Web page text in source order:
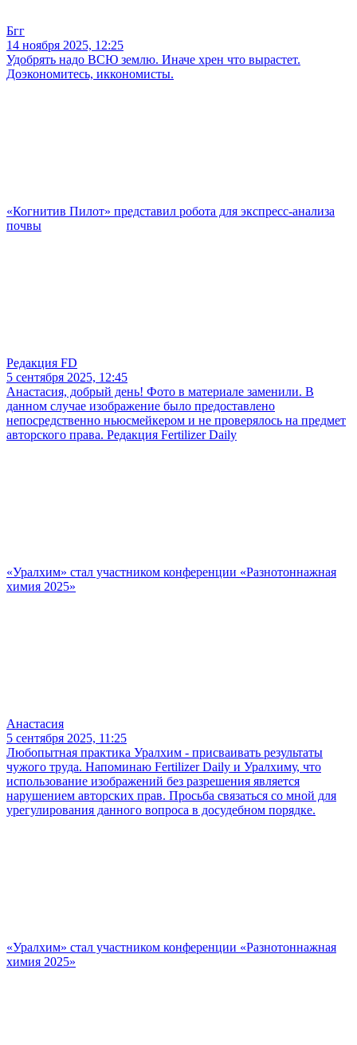
Бгг
14 ноября 2025, 12:25
Удобрять надо ВСЮ землю. Иначе хрен что вырастет.
Доэкономитесь, иккономисты.
«Когнитив Пилот» представил робота для экспресс-анализа
почвы
Редакция FD
5 сентября 2025, 12:45
Анастасия, добрый день! Фото в материале заменили. В
данном случае изображение было предоставлено
непосредственно ньюсмейкером и не проверялось на предмет
авторского права. Редакция Fertilizer Daily
«Уралхим» стал участником конференции «Разнотоннажная
химия 2025»
Анастасия
5 сентября 2025, 11:25
Любопытная практика Уралхим - присваивать результаты
чужого труда. Напоминаю Fertilizer Daily и Уралхиму, что
использование изображений без разрешения является
нарушением авторских прав. Просьба связаться со мной для
урегулирования данного вопроса в досудебном порядке.
«Уралхим» стал участником конференции «Разнотоннажная
химия 2025»